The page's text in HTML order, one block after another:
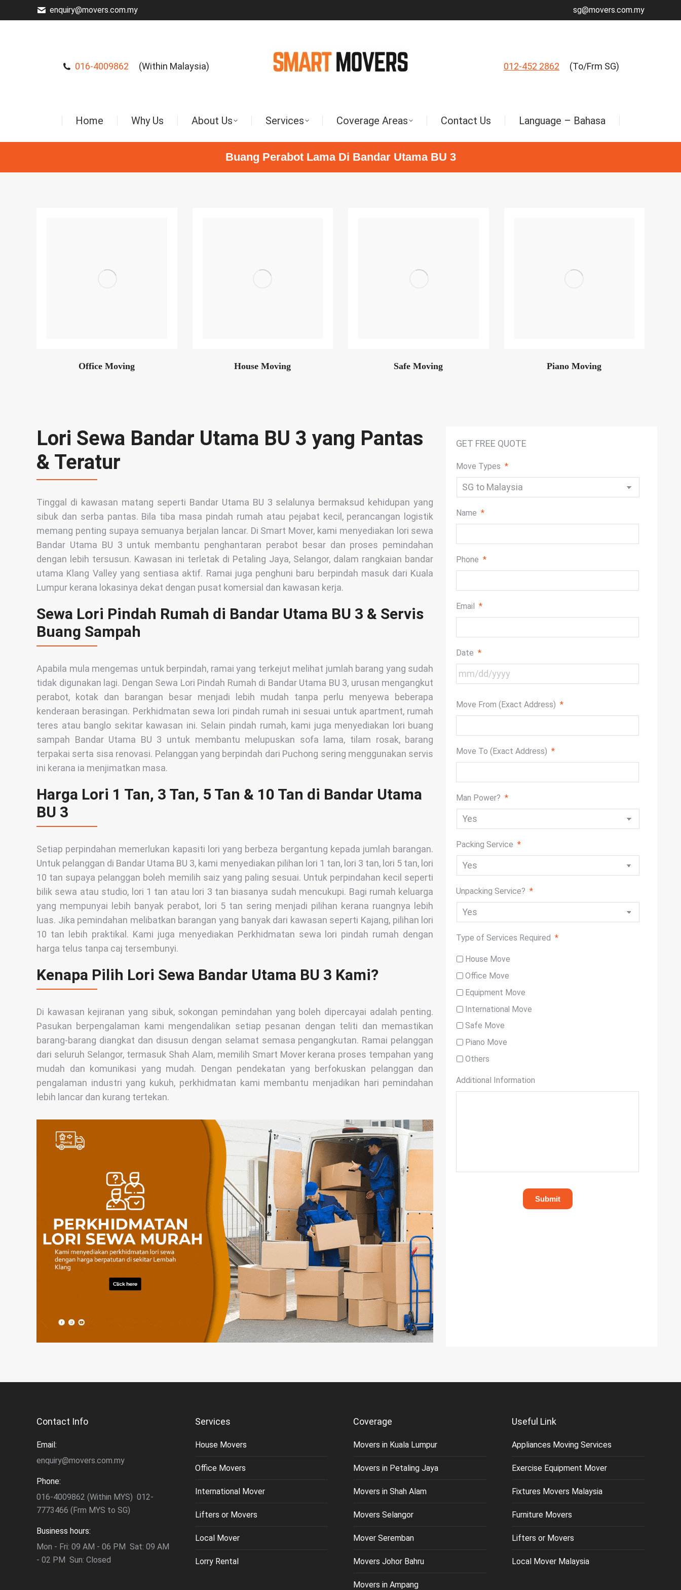
enquiry@movers.com.my sg@movers.com.my
016-4009862 (Within Malaysia) 012-452 2862 (To/Frm SG)
Home Why Us About Us Services Coverage Areas Contact Us Language – Bahasa
Buang Perabot Lama Di Bandar Utama BU 3
Office Moving House Moving Safe Moving Piano Moving
Lori Sewa Bandar Utama BU 3 yang Pantas
& Teratur
Tinggal di kawasan matang seperti Bandar Utama BU 3 selalunya bermaksud kehidupan yang
sibuk dan serba pantas. Bila tiba masa pindah rumah atau pejabat kecil, perancangan logistik
memang penting supaya semuanya berjalan lancar. Di Smart Mover, kami menyediakan lori sewa
Bandar Utama BU 3 untuk membantu penghantaran perabot besar dan proses pemindahan
dengan lebih tersusun. Kawasan ini terletak di Petaling Jaya, Selangor, dalam rangkaian bandar
utama Klang Valley yang sentiasa aktif. Ramai juga penghuni baru berpindah masuk dari Kuala
Lumpur kerana lokasinya dekat dengan pusat komersial dan kawasan kerja.
Sewa Lori Pindah Rumah di Bandar Utama BU 3 & Servis
Buang Sampah
Apabila mula mengemas untuk berpindah, ramai yang terkejut melihat jumlah barang yang sudah
tidak digunakan lagi. Dengan Sewa Lori Pindah Rumah di Bandar Utama BU 3, urusan mengangkut
perabot, kotak dan barangan besar menjadi lebih mudah tanpa perlu menyewa beberapa
kenderaan berasingan. Perkhidmatan sewa lori pindah rumah ini sesuai untuk apartment, rumah
teres atau banglo sekitar kawasan ini. Selain pindah rumah, kami juga menyediakan lori buang
sampah Bandar Utama BU 3 untuk membantu melupuskan sofa lama, tilam rosak, barang
terpakai serta sisa renovasi. Pelanggan yang berpindah dari Puchong sering menggunakan servis
ini kerana ia menjimatkan masa.
Harga Lori 1 Tan, 3 Tan, 5 Tan & 10 Tan di Bandar Utama
BU 3
Setiap perpindahan memerlukan kapasiti lori yang berbeza bergantung kepada jumlah barangan.
Untuk pelanggan di Bandar Utama BU 3, kami menyediakan pilihan lori 1 tan, lori 3 tan, lori 5 tan, lori
10 tan supaya pelanggan boleh memilih saiz yang paling sesuai. Untuk perpindahan kecil seperti
bilik sewa atau studio, lori 1 tan atau lori 3 tan biasanya sudah mencukupi. Bagi rumah keluarga
yang mempunyai lebih banyak perabot, lori 5 tan sering menjadi pilihan kerana ruangnya lebih
luas. Jika pemindahan melibatkan barangan yang banyak dari kawasan seperti Kajang, pilihan lori
10 tan lebih praktikal. Kami juga menyediakan Perkhidmatan sewa lori pindah rumah dengan
harga telus tanpa caj tersembunyi.
Kenapa Pilih Lori Sewa Bandar Utama BU 3 Kami?
Di kawasan kejiranan yang sibuk, sokongan pemindahan yang boleh dipercayai adalah penting.
Pasukan berpengalaman kami mengendalikan setiap pesanan dengan teliti dan memastikan
barang-barang diangkat dan disusun dengan selamat semasa pengangkutan. Ramai pelanggan
dari seluruh Selangor, termasuk Shah Alam, memilih Smart Mover kerana proses tempahan yang
mudah dan komunikasi yang mudah. ​​Dengan pendekatan yang berfokuskan pelanggan dan
pengalaman industri yang kukuh, perkhidmatan kami membantu menjadikan hari pemindahan
lebih lancar dan kurang tertekan.
GET FREE QUOTE
Move Types *
Name *
Phone *
Email *
Date *
slash
Move From (Exact Address) *
Move To (Exact Address) *
Man Power? *
Packing Service *
Unpacking Service? *
Type of Services Required *
House Move
Office Move
Equipment Move
International Move
Safe Move
Piano Move
Others
Additional Information
Contact Info
Email:
enquiry@movers.com.my
Phone:
016-4009862 (Within MYS) 012-
7773466 (Frm MYS to SG)
Business hours:
Mon - Fri: 09 AM - 06 PM Sat: 09 AM
- 02 PM Sun: Closed
Services
House Movers
Office Movers
International Mover
Lifters or Movers
Local Mover
Lorry Rental
Coverage
Movers in Kuala Lumpur
Movers in Petaling Jaya
Movers in Shah Alam
Movers Selangor
Mover Seremban
Movers Johor Bahru
Movers in Ampang
Useful Link
Appliances Moving Services
Exercise Equipment Mover
Fixtures Movers Malaysia
Furniture Movers
Lifters or Movers
Local Mover Malaysia